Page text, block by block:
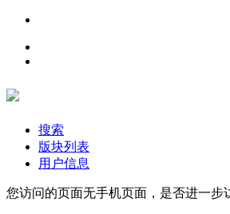
搜索
版块列表
用户信息
您访问的页面无手机页面，是否进一步